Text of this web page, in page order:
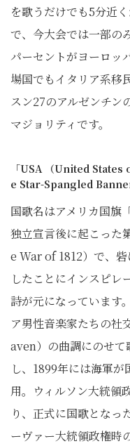
を歌うだけでも5分近
で、今大会では一部の
パーセントがヨーロッ
場国でもイタリア系移
スン27のアルゼンチン
マジョリティです。
「USA （United States
e Star-Spangled Banner
国歌名はアメリカ国旗
独立宣言後に起こった
e War of 1812）で、
したことにインスピレ
詩が元になっています
ア男性音楽家たちの
aven）の曲調にのせ
し、1899年には海軍
用。ウィルソン大統領
り、正式に国歌となっ
ーヴァー大統領政権時